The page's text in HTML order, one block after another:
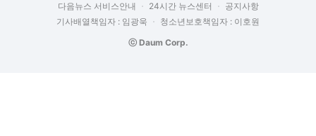
다음뉴스 서비스안내 24시간 뉴스센터
공지사항
기사배열책임자 : 임광욱
청소년보호책임자 : 이호원
ⓒ Daum Corp.